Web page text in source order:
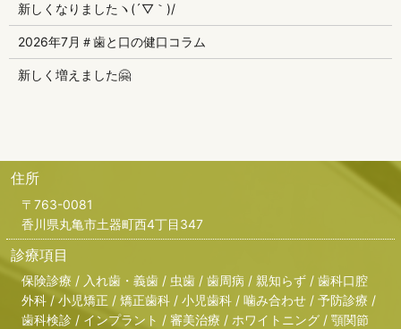
新しくなりましたヽ(´▽｀)/
2026年7月＃歯と口の健口コラム
新しく増えました🤗
住所
〒763-0081
香川県丸亀市土器町西4丁目347
診療項目
保険診療 / 入れ歯・義歯 / 虫歯 / 歯周病 / 親知らず / 歯科口腔
外科 / 小児矯正 / 矯正歯科 / 小児歯科 / 噛み合わせ / 予防診療 /
歯科検診 / インプラント / 審美治療 / ホワイトニング / 顎関節